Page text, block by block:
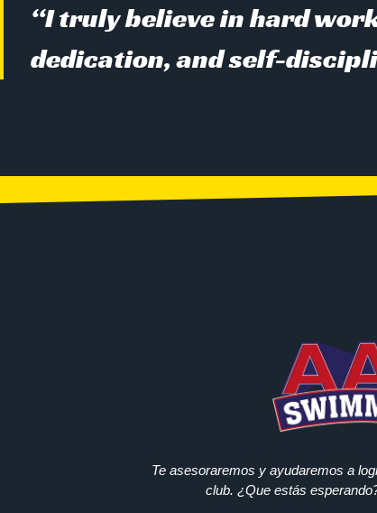
“I truly believe in hard
dedication, and self-
Te asesoraremos y ayudaremos a
club. ¿Que estás